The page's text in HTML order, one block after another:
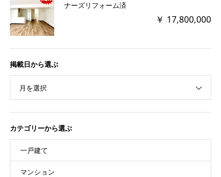
ナーズリフォーム済
￥ 17,800,000
掲載日から選ぶ
月を選択
カテゴリーから選ぶ
一戸建て
マンション